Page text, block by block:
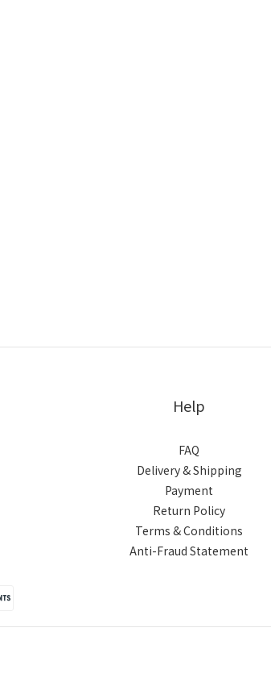
Help
FAQ
Delivery & Shipping
Payment
Return Policy
Terms & Conditions
Anti-Fraud Statement